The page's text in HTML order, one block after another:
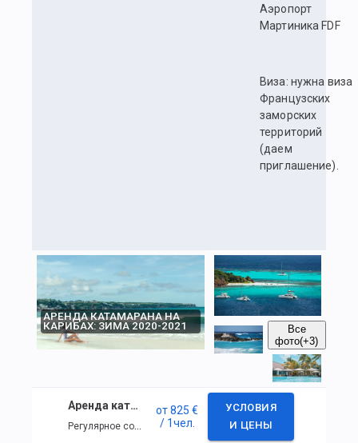
Аэропорт
Мартиника FDF
Виза: нужна виза
Французских
заморских
территорий
(даем
приглашение).
АРЕНДА КАТАМАРАНА НА
КАРИБАХ: ЗИМА 2020-2021
Все
фото(+3)
Аренда катамарана на Карибах: зима 2020-2021
Регулярное событие
от825 €
/ 1чел.
УСЛОВИЯ
И ЦЕНЫ